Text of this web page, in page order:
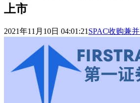
上市
2021年11月10日 04:01:21 SPAC收购兼并